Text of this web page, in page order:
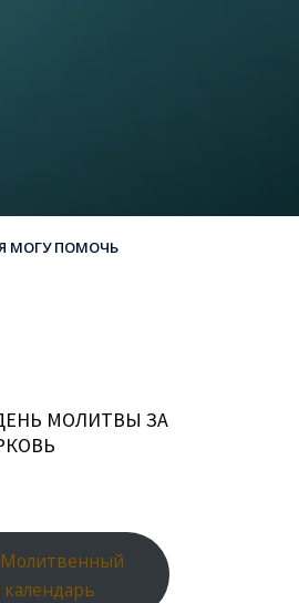
МОГУ ПОМОЧЬ
МОЛИТВЫ ЗА
Молитвенный